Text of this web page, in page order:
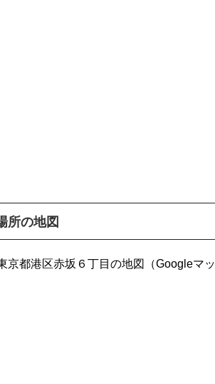
所の地図
京都港区赤坂６丁目の地図（Googleマッ